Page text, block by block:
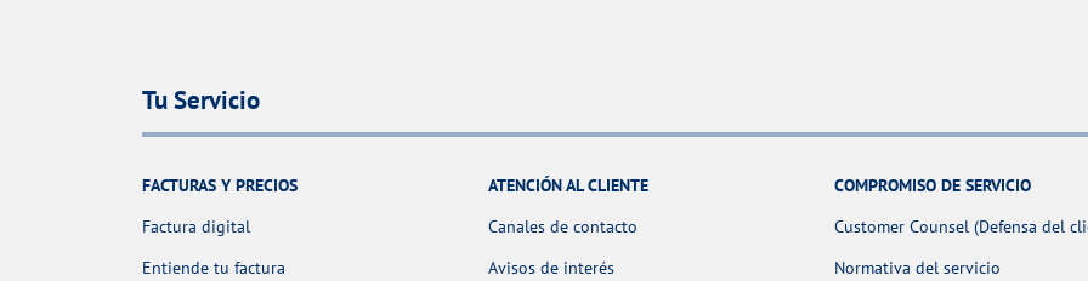
Tu Servicio
FACTURAS Y PRECIOS
Factura digital
Entiende tu factura
ATENCIÓN AL CLIENTE
Canales de contacto
Avisos de interés
COMPROMISO DE SERVICIO
Customer Counsel (Defensa del
Normativa del servicio